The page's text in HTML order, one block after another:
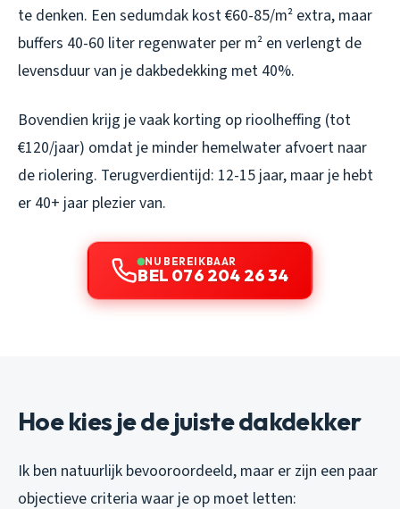
te denken. Een sedumdak kost €60-85/m² extra, maar
buffers 40-60 liter regenwater per m² en verlengt de
levensduur van je dakbedekking met 40%.
Bovendien krijg je vaak korting op rioolheffing (tot
€120/jaar) omdat je minder hemelwater afvoert naar
de riolering. Terugverdientijd: 12-15 jaar, maar je hebt
er 40+ jaar plezier van.
NU BEREIKBAAR
BEL 076 204 26 34
Hoe kies je de juiste dakdekker
Ik ben natuurlijk bevooroordeeld, maar er zijn een paar
objectieve criteria waar je op moet letten: